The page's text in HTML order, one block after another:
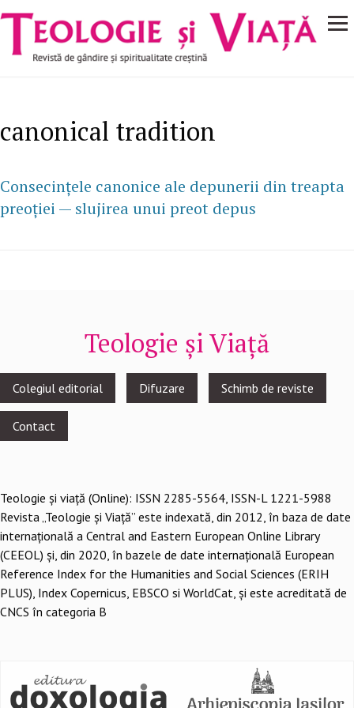
Mergi la conţinutul principal
Navigare
principală
canonical tradition
Consecințele canonice ale depunerii din treapta
preoției — slujirea unui preot depus
Teologie și Viață
Footer
menu
Colegiul editorial Difuzare Schimb de reviste
Contact
Teologie şi viaţă (Online): ISSN 2285-5564, ISSN-L 1221-5988
Revista „Teologie și Viață” este indexată, din 2012, în baza de date
internațională a Central and Eastern European Online Library
(CEEOL) și, din 2020, în bazele de date internațională European
Reference Index for the Humanities and Social Sciences (ERIH
PLUS), Index Copernicus, EBSCO si WorldCat, și este acreditată de
CNCS în categoria B